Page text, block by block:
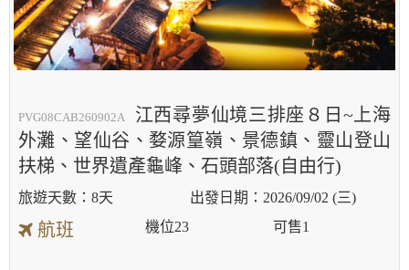
PVG08CAB260902A
江西尋夢仙境三排座８日~上海
外灘、望仙谷、婺源篁嶺、景德鎮、靈山登山
扶梯、世界遺產龜峰、石頭部落(自由行)
8天 2026/09/02 (三)
航班 機位23 可售1